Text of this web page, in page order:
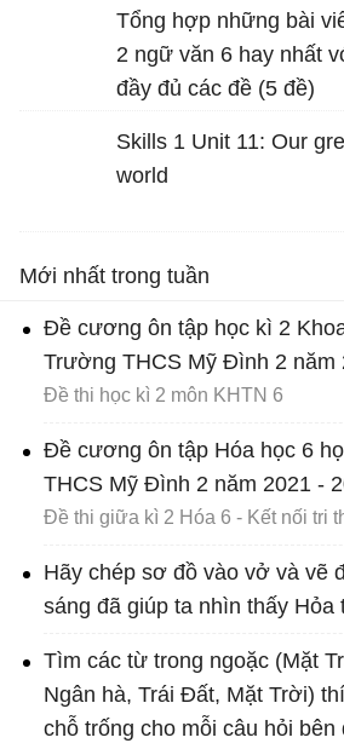
trong hình ảnh "bình
vàng", "vầng trăng bạc"
nêu tác dụng của biện
tu từ đó
Tổng hợp những bài
2 ngữ văn 6 hay nhất
đầy đủ các đề (5 đề)
Skills 1 Unit 11: Our
world
Mới nhất trong tuần
Đề cương ôn tập học kì 2
Trường THCS Mỹ Đình 2 năm
Đề thi học kì 2 môn KHTN 6
Đề cương ôn tập Hóa học 6
THCS Mỹ Đình 2 năm 2021 -
Đề thi giữa kì 2 Hóa 6 - Kết nối tri
Hãy chép sơ đồ vào vở và vẽ
sáng đã giúp ta nhìn thấy Hỏa
Tìm các từ trong ngoặc (Mặt
Ngân hà, Trái Đất, Mặt Trời)
chỗ trống cho mỗi câu hỏi